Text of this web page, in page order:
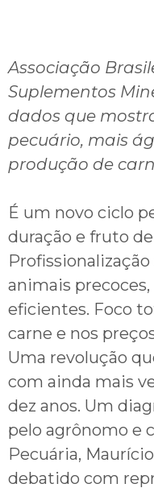
Associação
Suplementos
dados que
pecuário, mais
produção de
É um novo ciclo
duração e fruto
animais
eficientes. Foco
carne e nos
Uma revolução
com ainda mais
dez anos. Um
pelo agrônomo e
Pecuária,
debatido com